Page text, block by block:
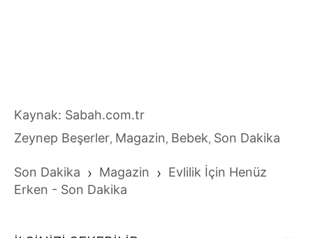
Kaynak: Sabah.com.tr
Zeynep Beşerler, Magazin, Bebek, Son Dakika
Son Dakika › Magazin › Evlilik İçin Henüz
Erken - Son Dakika